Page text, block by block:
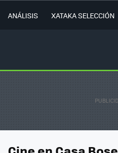
ANÁLISIS XATAKA SELECCIÓN